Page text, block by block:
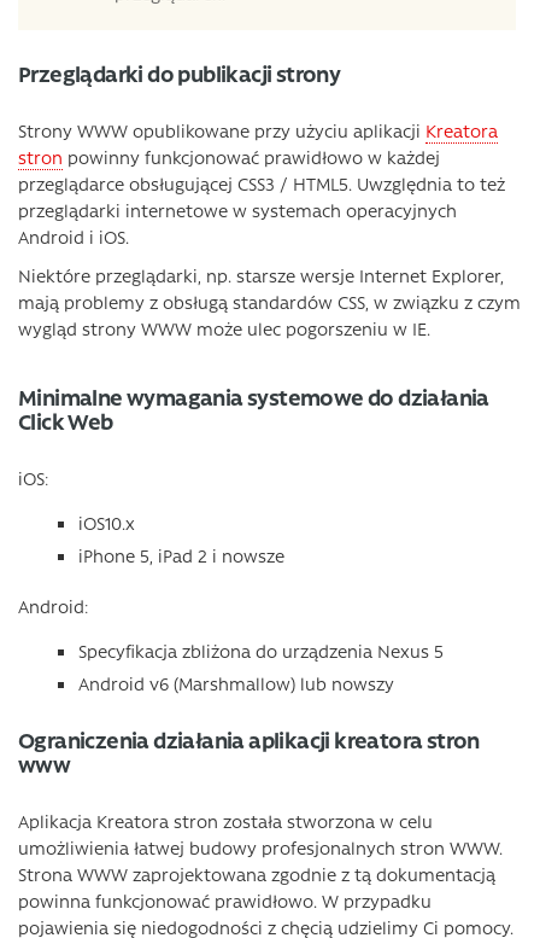
Przeglądarki do publikacji strony
Strony WWW opublikowane przy użyciu aplikacji Kreatora
stron powinny funkcjonować prawidłowo w każdej
przeglądarce obsługującej CSS3 / HTML5. Uwzględnia to też
przeglądarki internetowe w systemach operacyjnych
Android i iOS.
Niektóre przeglądarki, np. starsze wersje Internet Explorer,
mają problemy z obsługą standardów CSS, w związku z czym
wygląd strony WWW może ulec pogorszeniu w IE.
Minimalne wymagania systemowe do działania
Click Web
iOS:
iOS10.x
iPhone 5, iPad 2 i nowsze
Android:
Specyfikacja zbliżona do urządzenia Nexus 5
Android v6 (Marshmallow) lub nowszy
Ograniczenia działania aplikacji kreatora stron
www
Aplikacja Kreatora stron została stworzona w celu
umożliwienia łatwej budowy profesjonalnych stron WWW.
Strona WWW zaprojektowana zgodnie z tą dokumentacją
powinna funkcjonować prawidłowo. W przypadku
pojawienia się niedogodności z chęcią udzielimy Ci pomocy.